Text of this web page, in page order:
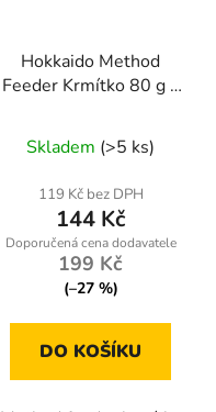
Hokkaido Method
Feeder Krmítko 80 g s
Skladem (>5 ks)
119 Kč bez DPH
144 Kč
199 Kč
(–27 %)
DO KOŠÍKU